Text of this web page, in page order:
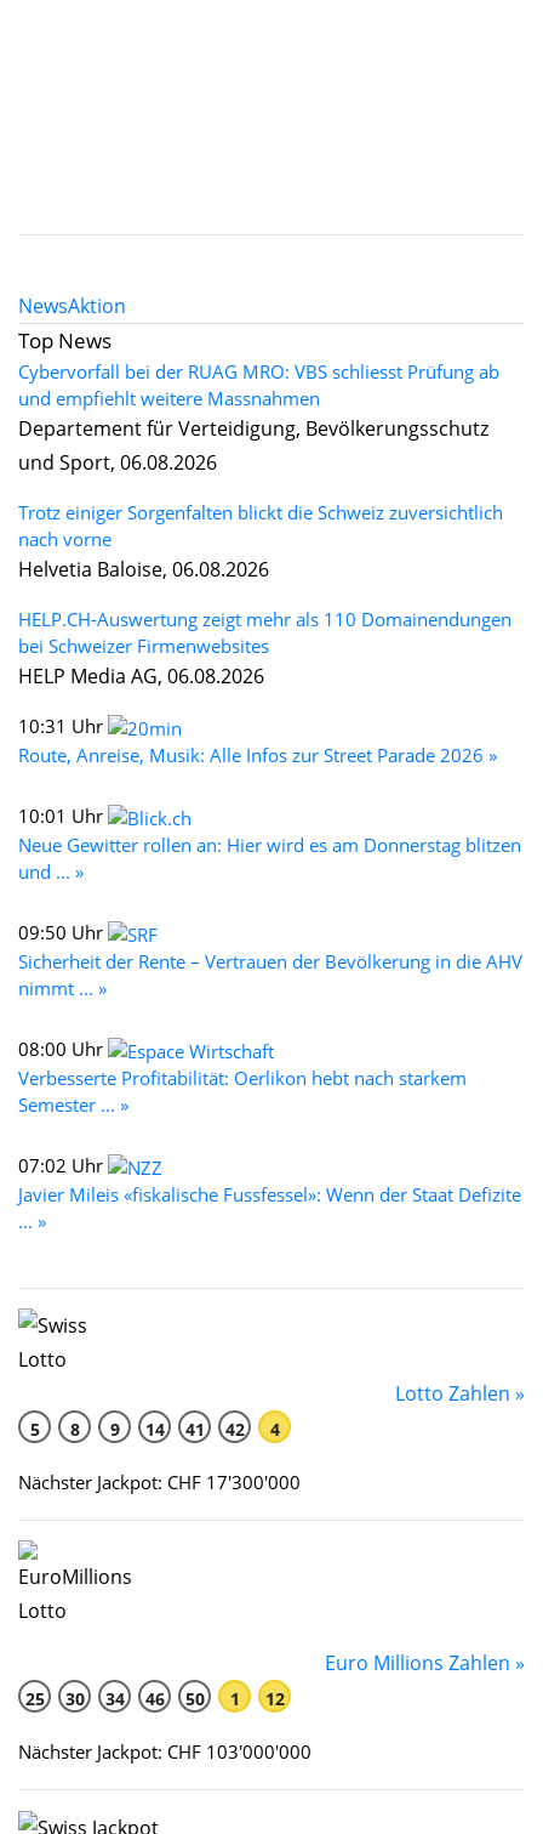
NewsAktion
Top News
Cybervorfall bei der RUAG MRO: VBS schliesst Prüfung ab
und empfiehlt weitere Massnahmen
Departement für Verteidigung, Bevölkerungsschutz
und Sport, 06.08.2026
Trotz einiger Sorgenfalten blickt die Schweiz zuversichtlich
nach vorne
Helvetia Baloise, 06.08.2026
HELP.CH-Auswertung zeigt mehr als 110 Domainendungen
bei Schweizer Firmenwebsites
HELP Media AG, 06.08.2026
10:31 Uhr
Route, Anreise, Musik: Alle Infos zur Street Parade 2026 »
10:01 Uhr
Neue Gewitter rollen an: Hier wird es am Donnerstag blitzen
und ... »
09:50 Uhr
Sicherheit der Rente – Vertrauen der Bevölkerung in die AHV
nimmt ... »
08:00 Uhr
Verbesserte Profitabilität: Oerlikon hebt nach starkem
Semester ... »
07:02 Uhr
Javier Mileis «fiskalische Fussfessel»: Wenn der Staat Defizite
... »
Lotto Zahlen »
5 8 9 14 41 42 4
Nächster Jackpot: CHF 17'300'000
Euro Millions Zahlen »
25 30 34 46 50 1 12
Nächster Jackpot: CHF 103'000'000